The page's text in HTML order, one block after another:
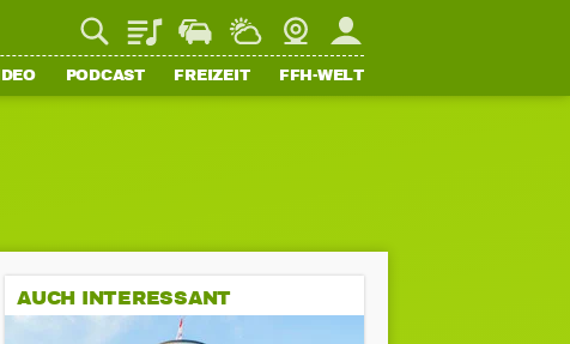
PlaylistStaupilotWetterWebcamMein FFH
PODCAST FREIZEIT FFH-WELT
AUCH INTERESSANT